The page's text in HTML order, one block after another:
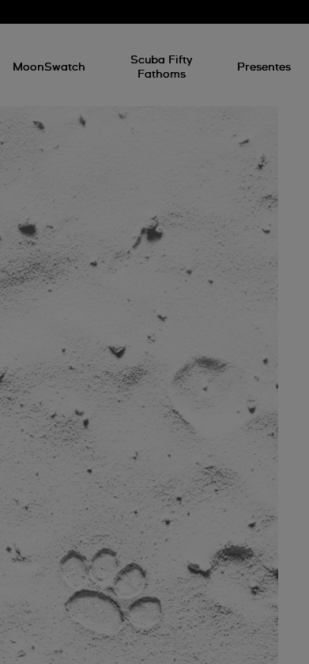
MoonSwatch
Scuba Fifty
Fathoms
Presentes